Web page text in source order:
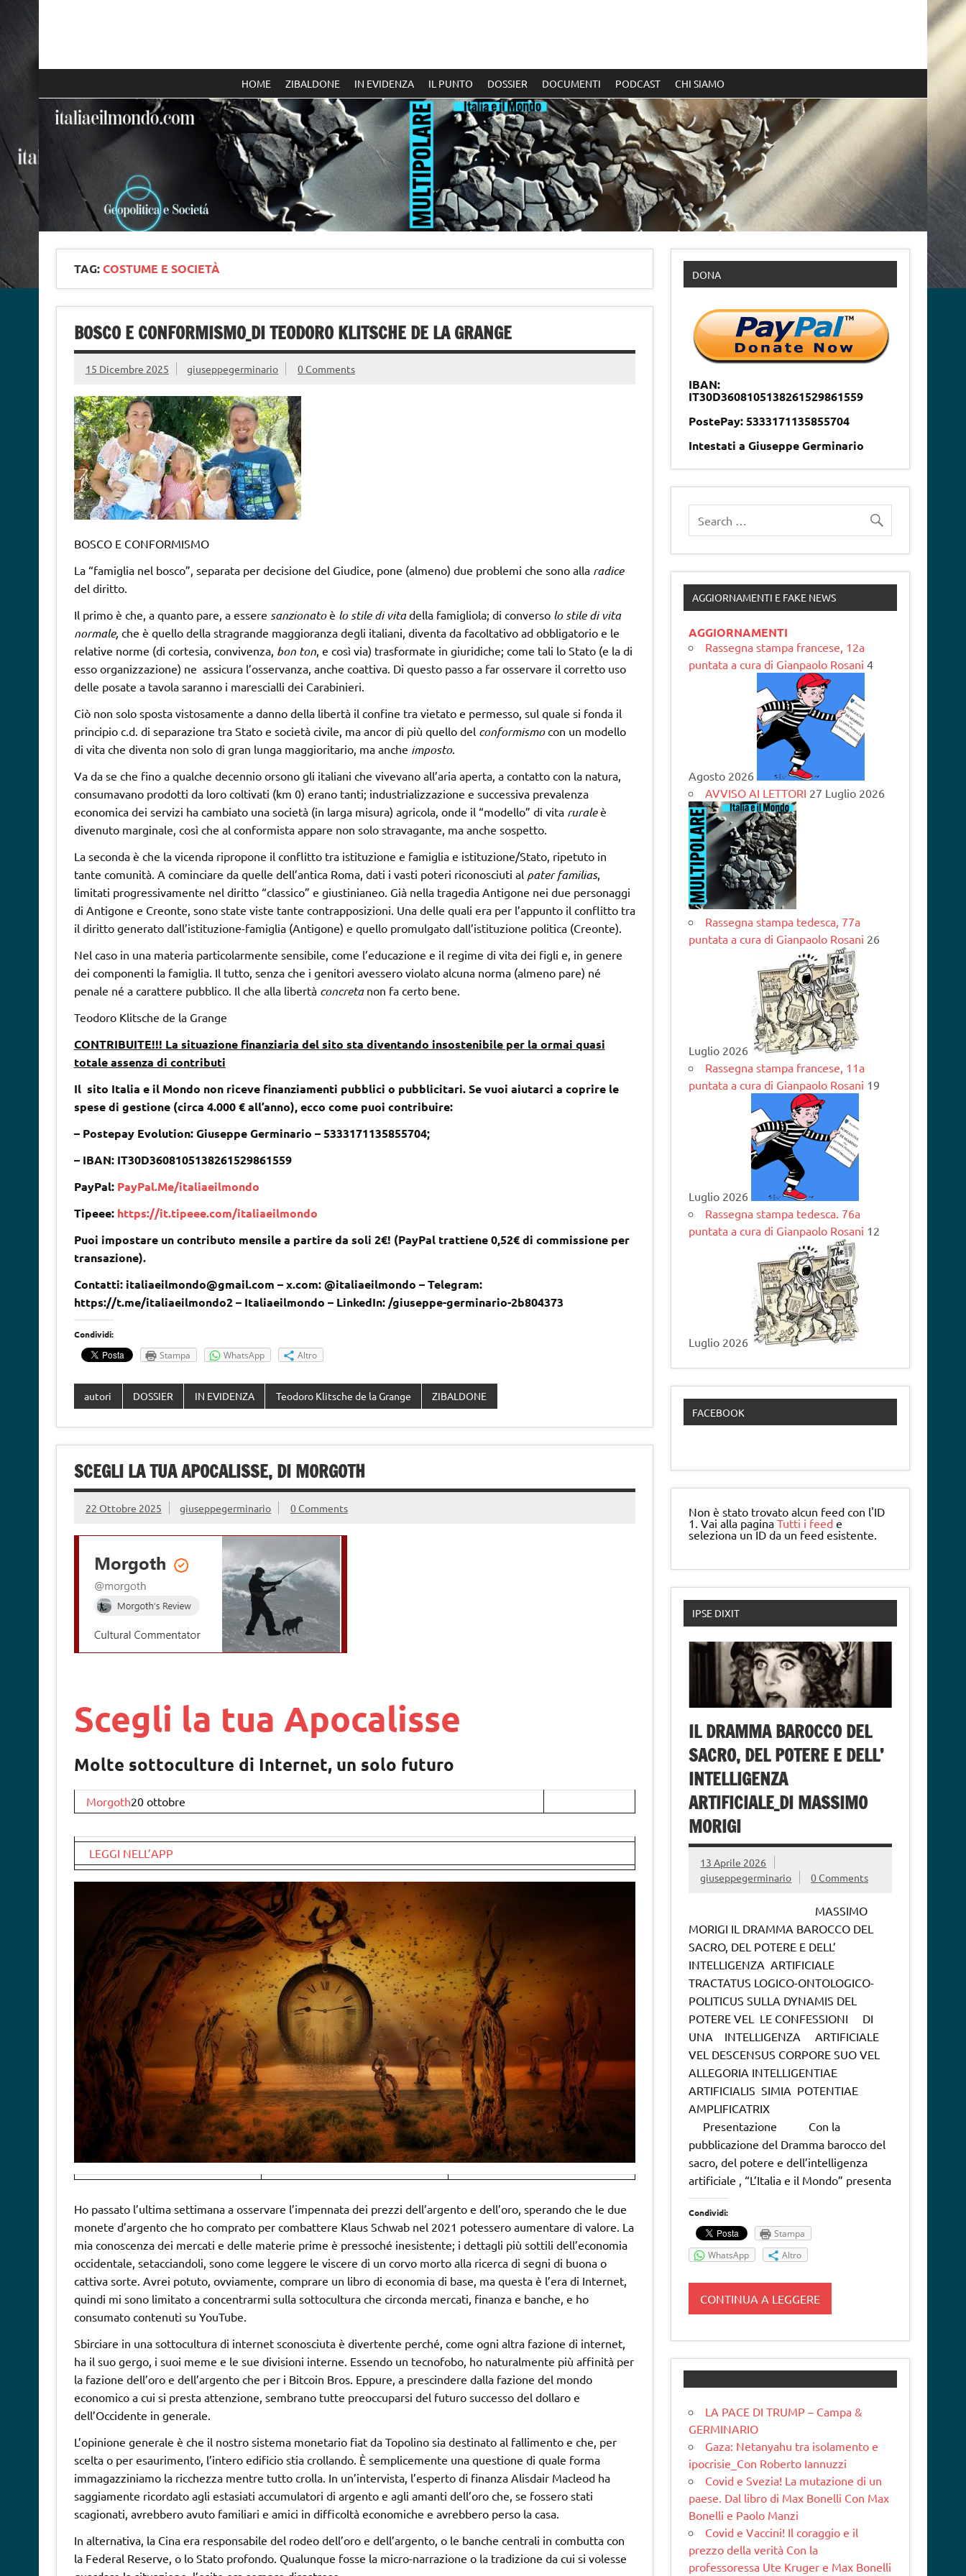
HOME ZIBALDONE IN EVIDENZA IL PUNTO DOSSIER DOCUMENTI PODCAST CHI SIAMO
TAG:COSTUME E SOCIETÀ
BOSCO E CONFORMISMO_DI TEODORO KLITSCHE DE LA GRANGE
15 Dicembre 2025 giuseppegerminario 0 Comments
BOSCO E CONFORMISMO
La “famiglia nel bosco”, separata per decisione del Giudice, pone (almeno) due problemi che sono alla radice
del diritto.
Il primo è che, a quanto pare, a essere sanzionatoè lo stile di vitadella famigliola; di converso lo stile di vita
normale, che è quello della stragrande maggioranza degli italiani, diventa da facoltativo ad obbligatorio e le
relative norme (di cortesia, convivenza, bon ton, e così via) trasformate in giuridiche; come tali lo Stato (e la di
esso organizzazione) ne assicura l’osservanza, anche coattiva. Di questo passo a far osservare il corretto uso
delle posate a tavola saranno i marescialli dei Carabinieri.
Ciò non solo sposta vistosamente a danno della libertà il confine tra vietato e permesso, sul quale si fonda il
principio c.d. di separazione tra Stato e società civile, ma ancor di più quello del conformismocon un modello
di vita che diventa non solo di gran lunga maggioritario, ma anche imposto.
Va da se che fino a qualche decennio orsono gli italiani che vivevano all’aria aperta, a contatto con la natura,
consumavano prodotti da loro coltivati (km 0) erano tanti; industrializzazione e successiva prevalenza
economica dei servizi ha cambiato una società (in larga misura) agricola, onde il “modello” di vita ruraleè
divenuto marginale, così che al conformista appare non solo stravagante, ma anche sospetto.
La seconda è che la vicenda ripropone il conflitto tra istituzione e famiglia e istituzione/Stato, ripetuto in
tante comunità. A cominciare da quelle dell’antica Roma, dati i vasti poteri riconosciuti al pater familias,
limitati progressivamente nel diritto “classico” e giustinianeo. Già nella tragedia Antigone nei due personaggi
di Antigone e Creonte, sono state viste tante contrapposizioni. Una delle quali era per l’appunto il conflitto tra
il diritto generato dall’istituzione-famiglia (Antigone) e quello promulgato dall’istituzione politica (Creonte).
Nel caso in una materia particolarmente sensibile, come l’educazione e il regime di vita dei figli e, in genere
dei componenti la famiglia. Il tutto, senza che i genitori avessero violato alcuna norma (almeno pare) né
penale né a carattere pubblico. Il che alla libertà concretanon fa certo bene.
Teodoro Klitsche de la Grange
CONTRIBUITE!!! La situazione finanziaria del sito sta diventando insostenibile per la ormai quasi
totale assenza di contributi
Il sito Italia e il Mondo non riceve finanziamenti pubblici o pubblicitari. Se vuoi aiutarci a coprire le
spese di gestione (circa 4.000 € all’anno), ecco come puoi contribuire:
– Postepay Evolution: Giuseppe Germinario – 5333171135855704;
– IBAN: IT30D3608105138261529861559
PayPal: PayPal.Me/italiaeilmondo
Tipeee: https://it.tipeee.com/italiaeilmondo
Puoi impostare un contributo mensile a partire da soli 2€! (PayPal trattiene 0,52€ di commissione per
transazione).
Contatti: italiaeilmondo@gmail.com – x.com: @italiaeilmondo – Telegram:
https://t.me/italiaeilmondo2 – Italiaeilmondo – LinkedIn: /giuseppe-germinario-2b804373
Condividi:
Stampa WhatsApp Altro
autori DOSSIER IN EVIDENZA Teodoro Klitsche de la Grange ZIBALDONE
SCEGLI LA TUA APOCALISSE, DI MORGOTH
22 Ottobre 2025 giuseppegerminario 0 Comments
Scegli la tua Apocalisse
Molte sottoculture di Internet, un solo futuro
Morgoth20 ottobre
LEGGI NELL’APP
Ho passato l’ultima settimana a osservare l’impennata dei prezzi dell’argento e dell’oro, sperando che le due
monete d’argento che ho comprato per combattere Klaus Schwab nel 2021 potessero aumentare di valore. La
mia conoscenza dei mercati e delle materie prime è pressoché inesistente; i dettagli più sottili dell’economia
occidentale, setacciandoli, sono come leggere le viscere di un corvo morto alla ricerca di segni di buona o
cattiva sorte. Avrei potuto, ovviamente, comprare un libro di economia di base, ma questa è l’era di Internet,
quindi mi sono limitato a concentrarmi sulla sottocultura che circonda mercati, finanza e banche, e ho
consumato contenuti su YouTube.
Sbirciare in una sottocultura di internet sconosciuta è divertente perché, come ogni altra fazione di internet,
ha il suo gergo, i suoi meme e le sue divisioni interne. Essendo un tecnofobo, ho naturalmente più affinità per
la fazione dell’oro e dell’argento che per i Bitcoin Bros. Eppure, a prescindere dalla fazione del mondo
economico a cui si presta attenzione, sembrano tutte preoccuparsi del futuro successo del dollaro e
dell’Occidente in generale.
L’opinione generale è che il nostro sistema monetario fiat da Topolino sia destinato al fallimento e che, per
scelta o per esaurimento, l’intero edificio stia crollando. È semplicemente una questione di quale forma
immagazziniamo la ricchezza mentre tutto crolla. In un’intervista, l’esperto di finanza Alisdair Macleod ha
saggiamente ricordato agli estasiati accumulatori di argento e agli amanti dell’oro che, se fossero stati
scagionati, avrebbero avuto familiari e amici in difficoltà economiche e avrebbero perso la casa.
In alternativa, la Cina era responsabile del rodeo dell’oro e dell’argento, o le banche centrali in combutta con
la Federal Reserve, o lo Stato profondo. Qualunque fosse la micro-narrazione o la tradizione da cui si volesse
DONA
IBAN:
IT30D3608105138261529861559
PostePay: 5333171135855704
Intestati a Giuseppe Germinario
AGGIORNAMENTI E FAKE NEWS
AGGIORNAMENTI
Rassegna stampa francese, 12a
puntata a cura di Gianpaolo Rosani 4
Agosto 2026
AVVISO AI LETTORI 27 Luglio 2026
Rassegna stampa tedesca, 77a
puntata a cura di Gianpaolo Rosani 26
Luglio 2026
Rassegna stampa francese, 11a
puntata a cura di Gianpaolo Rosani 19
Luglio 2026
Rassegna stampa tedesca. 76a
puntata a cura di Gianpaolo Rosani 12
Luglio 2026
FACEBOOK
Non è stato trovato alcun feed con l'ID
1. Vai alla paginaTutti i feed e
seleziona un ID da un feed esistente.
IPSE DIXIT
IL DRAMMA BAROCCO DEL
SACRO, DEL POTERE E DELL’
INTELLIGENZA
ARTIFICIALE_DI MASSIMO
MORIGI
13 Aprile 2026
giuseppegerminario
0 Comments
MASSIMO
MORIGI IL DRAMMA BAROCCO DEL
SACRO, DEL POTERE E DELL’
INTELLIGENZA ARTIFICIALE
TRACTATUS LOGICO-ONTOLOGICO-
POLITICUS SULLA DYNAMIS DEL
POTERE VEL LE CONFESSIONI DI
UNA INTELLIGENZA ARTIFICIALE
VEL DESCENSUS CORPORE SUO VEL
ALLEGORIA INTELLIGENTIAE
ARTIFICIALIS SIMIA POTENTIAE
AMPLIFICATRIX
Presentazione Con la
pubblicazione del Dramma barocco del
sacro, del potere e dell’intelligenza
artificiale , “L’Italia e il Mondo” presenta
Condividi:
Stampa
WhatsApp
Altro
CONTINUA A LEGGERE
LA PACE DI TRUMP – Campa &
GERMINARIO
Gaza: Netanyahu tra isolamento e
ipocrisie_Con Roberto Iannuzzi
Covid e Svezia! La mutazione di un
paese. Dal libro di Max Bonelli Con Max
Bonelli e Paolo Manzi
Covid e Vaccini! Il coraggio e il
prezzo della verità Con la
professoressa Ute Kruger e Max Bonelli